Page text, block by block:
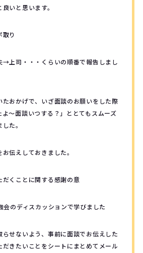
いと思います。
り
→上司・・・くらいの順番で報告しまし
たおかげで、いざ面談のお願いをした際
～面談いつする？」ととてもスムーズ
た。
伝えしておきました。
くことに関する感謝の意
のディスカッションで学びました
せないよう、事前に面談でお伝えした
だきたいことをシートにまとめてメール